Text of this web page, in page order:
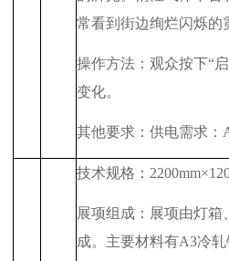
常看到街边绚烂闪烁的
操作方法：观众按下“
变化。
其他要求：供电需求：
技术规格： 2200mm×
展项组成：展项由灯
成。主要材料有A3冷